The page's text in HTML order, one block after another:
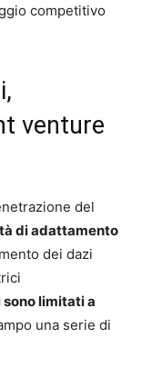
competitivo
venture
del
di adattamento
dei dazi
sono limitati a
una serie di